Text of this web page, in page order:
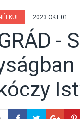
2023 OKT 01
-